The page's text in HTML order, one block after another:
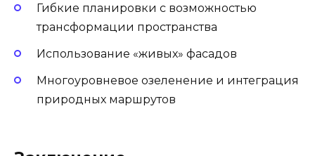
Гибкие планировки с возможностью
трансформации пространства
Использование «живых» фасадов
Многоуровневое озеленение и интеграция
природных маршрутов